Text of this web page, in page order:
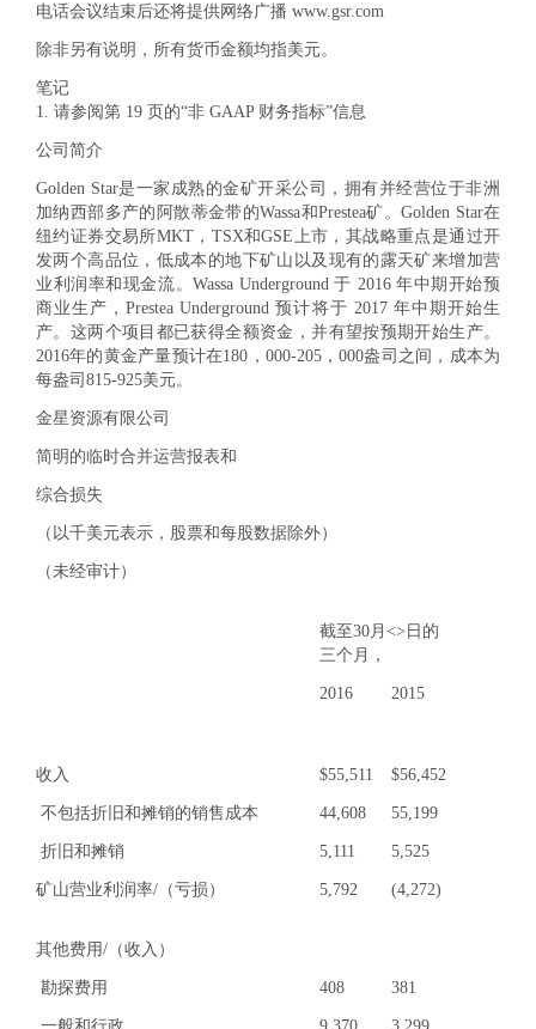
电话会议结束后还将提供网络广播 www.gsr.com
除非另有说明，所有货币金额均指美元。
笔记
1. 请参阅第 19 页的“非 GAAP 财务指标”信息
公司简介
Golden Star是一家成熟的金矿开采公司，拥有并经营位于非洲
加纳西部多产的阿散蒂金带的Wassa和Prestea矿。Golden Star在
纽约证券交易所MKT，TSX和GSE上市，其战略重点是通过开
发两个高品位，低成本的地下矿山以及现有的露天矿来增加营
业利润率和现金流。Wassa Underground 于 2016 年中期开始预
商业生产，Prestea Underground 预计将于 2017 年中期开始生
产。这两个项目都已获得全额资金，并有望按预期开始生产。
2016年的黄金产量预计在180，000-205，000盎司之间，成本为
每盎司815-925美元。
金星资源有限公司
简明的临时合并运营报表和
综合损失
（以千美元表示，股票和每股数据除外）
（未经审计）
截至30月<>日的
三个月，
2016 2015
收入 $55,511 $56,452
不包括折旧和摊销的销售成本 44,608 55,199
折旧和摊销 5,111 5,525
矿山营业利润率/（亏损） 5,792 (4,272)
其他费用/（收入）
勘探费用 408 381